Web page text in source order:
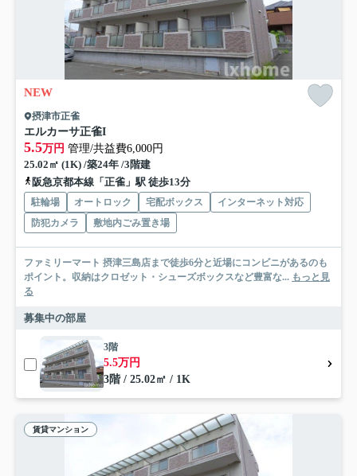
NEW
摂津市正雀
エルカーサ正雀I
5.5万円 管理/共益費6,000円
25.02㎡ (1K) /築24年 /3階建
阪急京都本線「正雀」駅 徒歩13分
駐輪場 オートロック 宅配ボックス
インターネット対応
防犯カメラ
敷地内ごみ置き場
ファミリーマート 摂津三島店まで徒歩6分と近場にコンビニがあるのも
ポイント。収納はクロゼット・シューズボックスなど豊富な... もっと見
る
募集中の部屋
3階
5.5万円
3階 / 25.02㎡ / 1K
賃貸マンション